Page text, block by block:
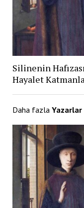
Silinenin
Hayalet
Daha fazla Yazarlar